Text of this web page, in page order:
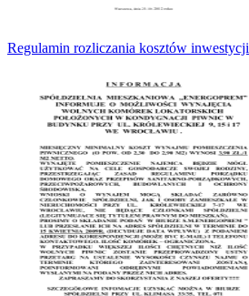
Regulamin rozliczania kosztów inwestycji